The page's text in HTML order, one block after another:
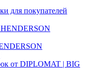
для покупателей